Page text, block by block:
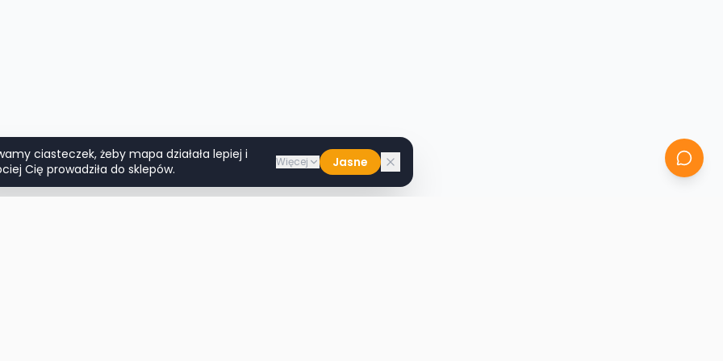
ciasteczek, żeby mapa działała lepiej i
Cię prowadziła do sklepów.
Więcej Jasne